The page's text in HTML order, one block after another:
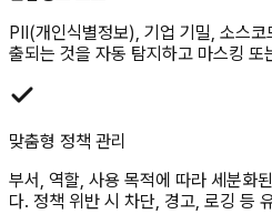
PII(개인식별정보), 기업 기밀, 소스
출되는 것을 자동 탐지하고 마스킹 또
맞춤형 정책 관리
부서, 역할, 사용 목적에 따라 세분화
다. 정책 위반 시 차단, 경고, 로깅 등